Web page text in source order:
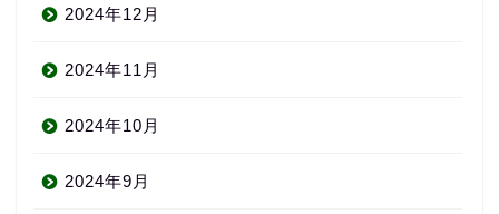
2024年12月
2024年11月
2024年10月
2024年9月